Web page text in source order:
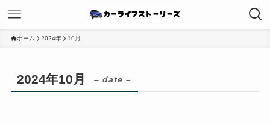
ホーム 2024年 10月
2024年10月 – date –